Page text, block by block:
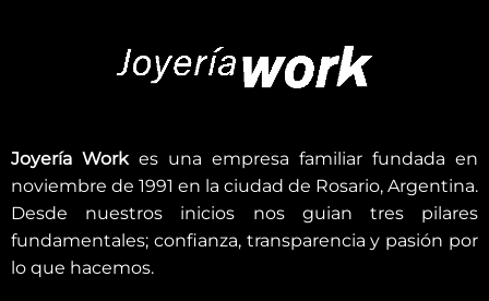
Joyería Workes una empresa familiar fundada en
noviembre de 1991 en la ciudad de Rosario, Argentina.
Desde nuestros inicios nos guian tres pilares
fundamentales; confianza, transparencia y pasión por
lo que hacemos.